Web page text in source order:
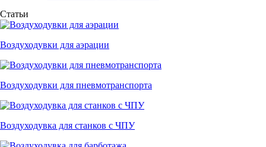
Статьи
Воздуходувки для аэрации
Воздуходувки для пневмотранспорта
Воздуходувка для станков с ЧПУ